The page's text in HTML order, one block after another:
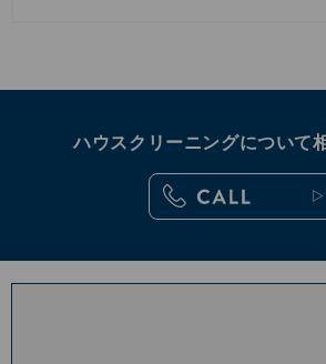
ハウスクリーニングについて